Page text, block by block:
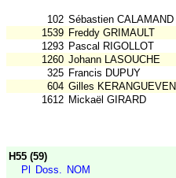
102 Sébastien CALAMAND
1539 Freddy GRIMAULT
1293 Pascal RIGOLLOT
1260 Johann LASOUCHE
325 Francis DUPUY
604 Gilles KERANGUEVEN
1612 Mickaël GIRARD
H55 (59)
Pl
Doss. NOM